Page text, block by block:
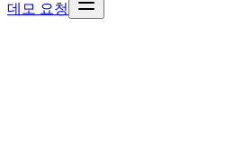
데모 요청